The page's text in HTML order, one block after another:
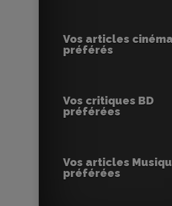
Vos articles cinéma
préférés
Vos critiques BD
préférées
Vos articles
préférées